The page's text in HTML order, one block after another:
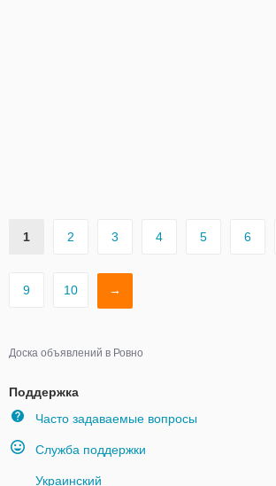
1 2 3 4 5 6
9 10 →
Доска объявлений в Ровно
Поддержка
Часто задаваемые вопросы
Служба поддержки
Украинский